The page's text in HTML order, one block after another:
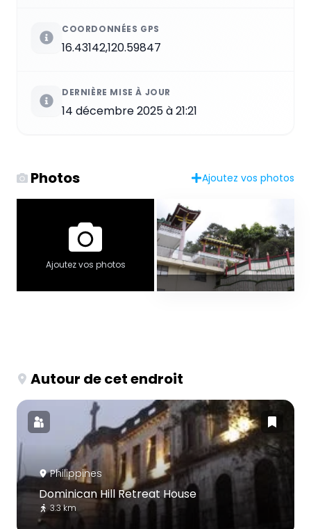
COORDONNÉES GPS
16.43142,120.59847
DERNIÈRE MISE À JOUR
14 décembre 2025 à 21:21
Photos Ajoutez vos photos
Ajoutez vos photos
Autour de cet endroit
Philippines
Dominican Hill Retreat House
3.3 km